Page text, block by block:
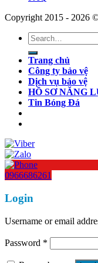
Copyright 2015 - 2026
Search
for:
Trang chủ
Công ty bảo vệ
Dịch vụ bảo vệ
HỒ SƠ NĂNG
Tin Bóng Đá
0966686261
Login
Username or email
Password *